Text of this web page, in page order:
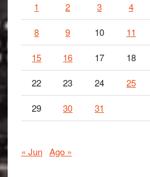
1 2 3 4
8 9 10 11
15 16 17 18
22 23 24 25
29 30 31
« Jun Ago »